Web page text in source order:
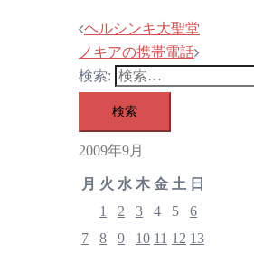
ヘルシンキ大聖堂
ノキアの携帯電話
検索:
2009年9月
月 火 水 木 金 土 日
1
2 3 4 5
6
7
8 9 10 11 12 13